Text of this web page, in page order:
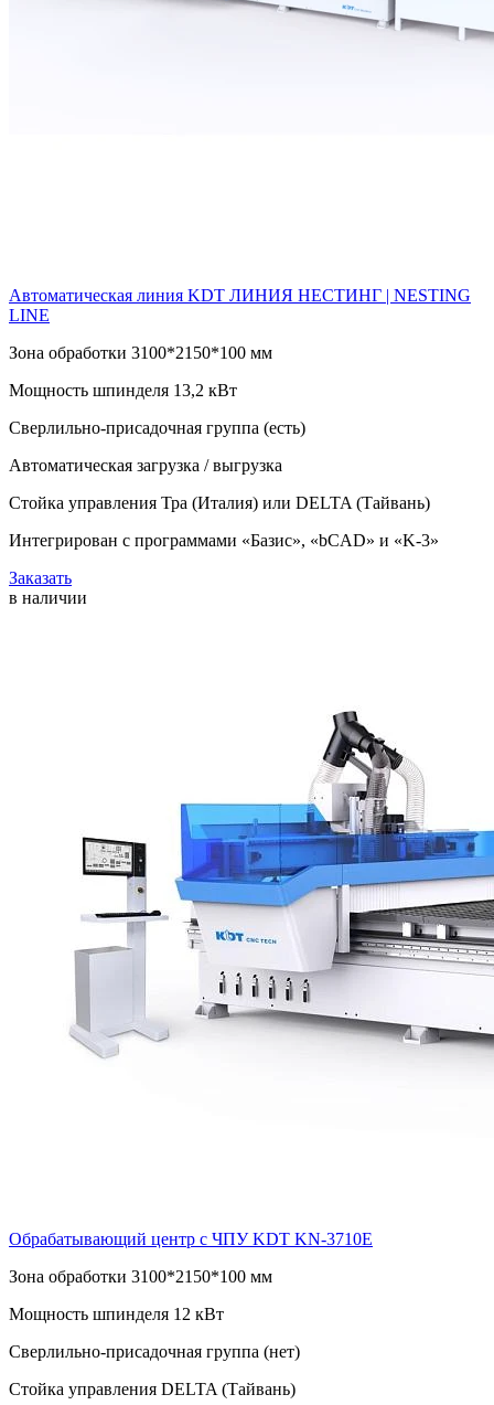
Автоматическая линия KDT ЛИНИЯ НЕСТИНГ | NESTING
LINE
Зона обработки 3100*2150*100 мм
Мощность шпинделя 13,2 кВт
Сверлильно-присадочная группа (есть)
Автоматическая загрузка / выгрузка
Стойка управления Тра (Италия) или DELTA (Тайвань)
Интегрирован с программами «Базис», «bCAD» и «K-3»
Заказать
в наличии
Обрабатывающий центр с ЧПУ KDT KN-3710E
Зона обработки 3100*2150*100 мм
Мощность шпинделя 12 кВт
Сверлильно-присадочная группа (нет)
Стойка управления DELTA (Тайвань)